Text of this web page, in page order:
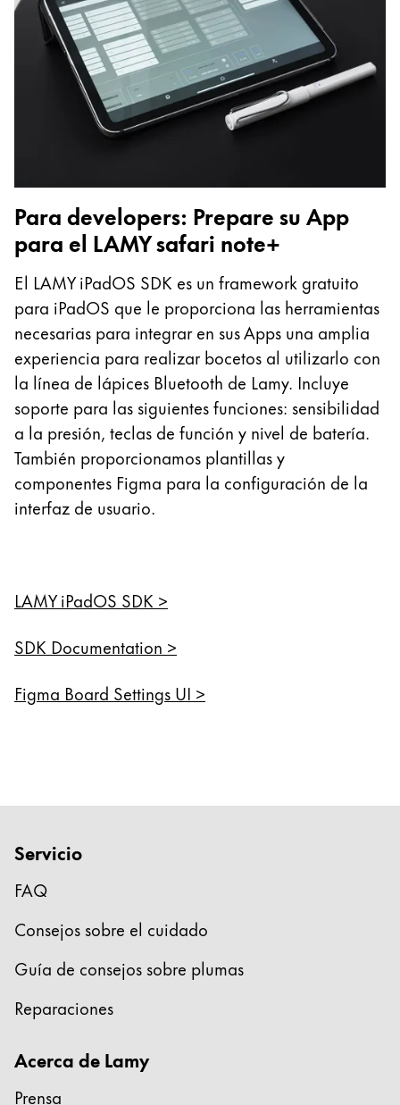
Para developers: Prepare su App
para el LAMY safari note+
El LAMY iPadOS SDK es un framework gratuito
para iPadOS que le proporciona las herramientas
necesarias para integrar en sus Apps una amplia
experiencia para realizar bocetos al utilizarlo con
la línea de lápices Bluetooth de Lamy. Incluye
soporte para las siguientes funciones: sensibilidad
a la presión, teclas de función y nivel de batería.
También proporcionamos plantillas y
componentes Figma para la configuración de la
interfaz de usuario.
LAMY iPadOS SDK >
SDK Documentation >
Figma Board Settings UI >
Servicio
FAQ
Consejos sobre el cuidado
Guía de consejos sobre plumas
Reparaciones
Acerca de Lamy
Prensa